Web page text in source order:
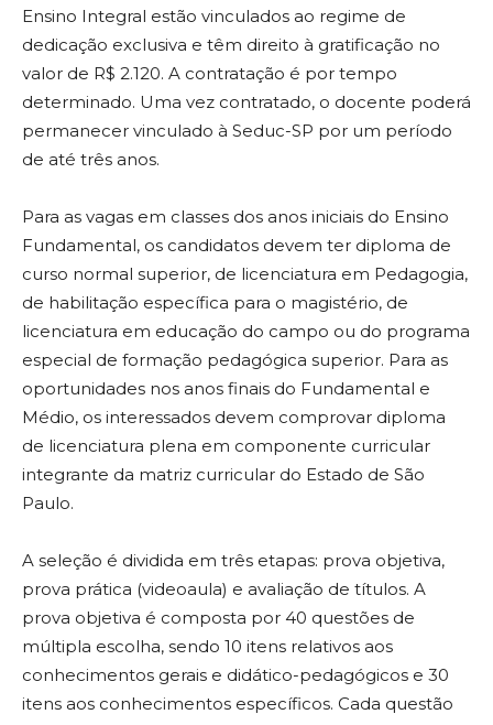
Ensino Integral estão vinculados ao regime de
dedicação exclusiva e têm direito à gratificação no
valor de R$ 2.120. A contratação é por tempo
determinado. Uma vez contratado, o docente poderá
permanecer vinculado à Seduc-SP por um período
de até três anos.
Para as vagas em classes dos anos iniciais do Ensino
Fundamental, os candidatos devem ter diploma de
curso normal superior, de licenciatura em Pedagogia,
de habilitação específica para o magistério, de
licenciatura em educação do campo ou do programa
especial de formação pedagógica superior. Para as
oportunidades nos anos finais do Fundamental e
Médio, os interessados devem comprovar diploma
de licenciatura plena em componente curricular
integrante da matriz curricular do Estado de São
Paulo.
A seleção é dividida em três etapas: prova objetiva,
prova prática (videoaula) e avaliação de títulos. A
prova objetiva é composta por 40 questões de
múltipla escolha, sendo 10 itens relativos aos
conhecimentos gerais e didático-pedagógicos e 30
itens aos conhecimentos específicos. Cada questão